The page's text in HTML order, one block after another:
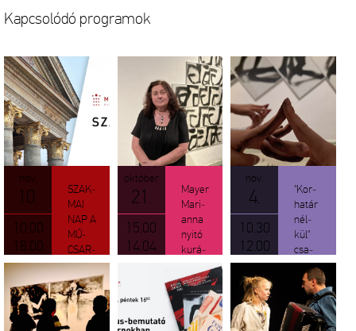
Kap­cso­ló­dó prog­ra­mok
nov.
10.
10.00
18.00
SZAK­
MAI
NAP A
MŰ­
CSAR­
NOK­
BAN //
Reigl
Judit |
Jak­
ok­tó­ber
21.
15.00
14.04
Mayer
Ma­ri­
an­na
nyitó
ku­rá­
tár­lat­
ve­ze­
té­se | A
kéz és
nov.
4.
10.30
12.00
"Kor­
ha­tár
nél­
kül"
csa­
lá­di
nap |
Ke­re­
kít­
sünk